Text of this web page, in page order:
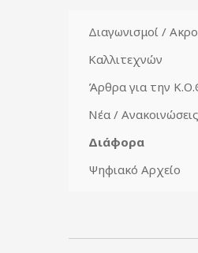
Διαγωνισμοί /
Καλλιτεχνών
Άρθρα για την
Νέα / Ανακοινώσεις
Διάφορα
Ψηφιακό Αρχείο